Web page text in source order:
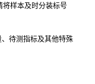
将样本及时分装标号
待测指标及其他特殊